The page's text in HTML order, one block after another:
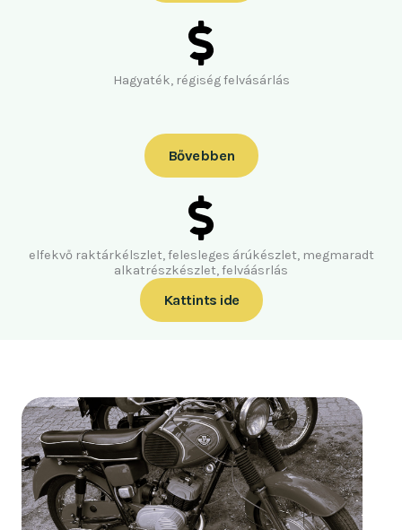
Hagyaték, régiség felvásárlás
Bővebben
elfekvő raktárkélszlet, felesleges árúkészlet, megmaradt
alkatrészkészlet, felváásrlás
Kattints ide